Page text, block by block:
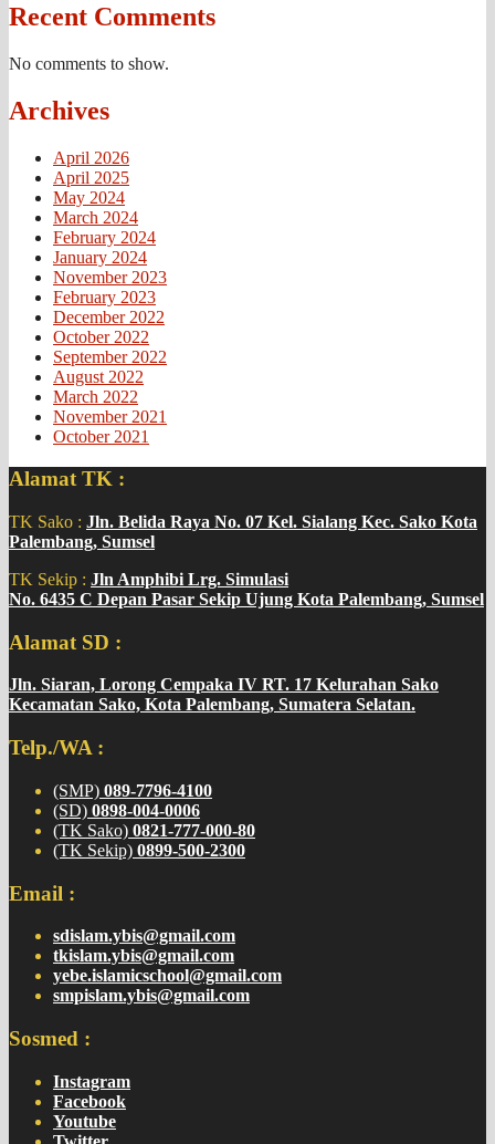
Recent Comments
No comments to show.
Archives
April 2026
April 2025
May 2024
March 2024
February 2024
January 2024
November 2023
February 2023
December 2022
October 2022
September 2022
August 2022
March 2022
November 2021
October 2021
Alamat TK :
TK Sako : Jln. Belida Raya No. 07 Kel. Sialang Kec. Sako Kota
Palembang, Sumsel
TK Sekip : Jln Amphibi Lrg. Simulasi
No. 6435 C Depan Pasar Sekip Ujung Kota Palembang, Sumsel
Alamat SD :
Jln. Siaran, Lorong Cempaka IV RT. 17 Kelurahan Sako
Kecamatan Sako, Kota Palembang, Sumatera Selatan.
Telp./WA :
(SMP) 089-7796-4100
(SD) 0898-004-0006
(TK Sako) 0821-777-000-80
(TK Sekip) 0899-500-2300
Email :
sdislam.ybis@gmail.com
tkislam.ybis@gmail.com
yebe.islamicschool@gmail.com
smpislam.ybis@gmail.com
Sosmed :
Instagram
Facebook
Youtube